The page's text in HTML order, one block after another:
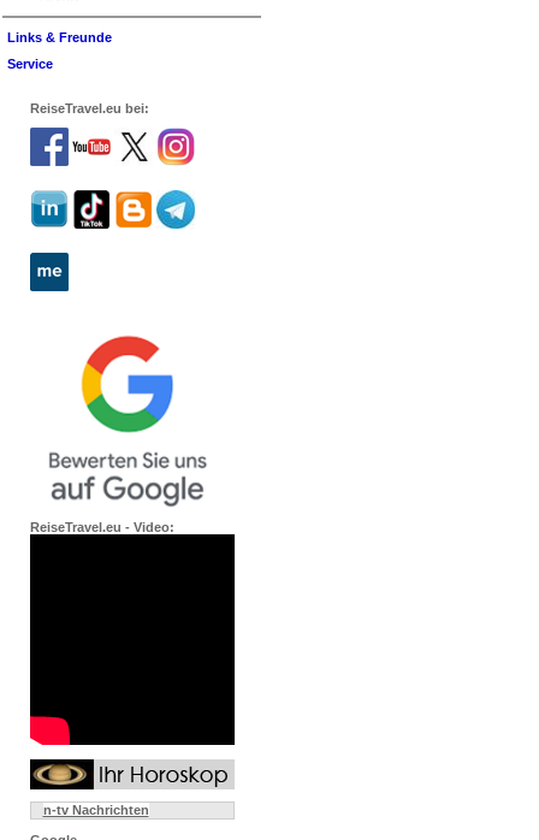
Links & Freunde
Service
ReiseTravel.eu bei:
ReiseTravel.eu - Video:
n-tv Nachrichten